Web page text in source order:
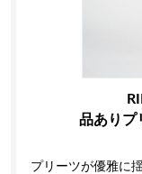
品ありプ
プリーツが優雅に